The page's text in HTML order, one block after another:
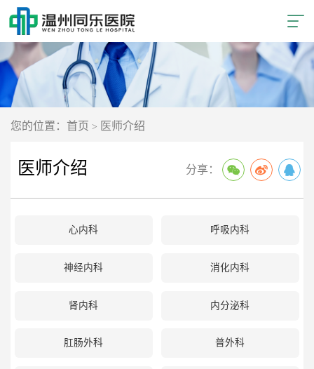
您的位置：首页 > 医师介绍
医师介绍 分享：
心内科 呼吸内科
神经内科 消化内科
肾内科 内分泌科
肛肠外科 普外科